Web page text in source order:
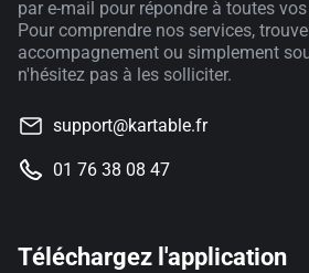
par e-mail pour répondre à toutes
Pour comprendre nos services,
accompagnement ou simplement
n'hésitez pas à les solliciter.
support@kartable.fr
01 76 38 08 47
Téléchargez l'application